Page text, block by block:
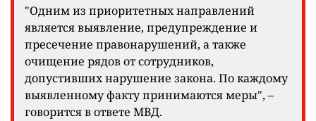
"Одним из приоритетных направлений
является выявление, предупреждение и
пресечение правонарушений, а также
очищение рядов от сотрудников,
допустивших нарушение закона. По каждому
выявленному факту принимаются меры", –
говорится в ответе МВД.